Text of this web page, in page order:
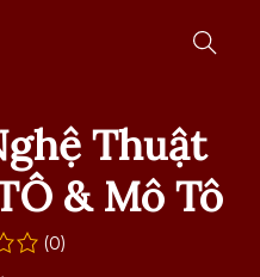
Thuật
& Mô Tô
(0)